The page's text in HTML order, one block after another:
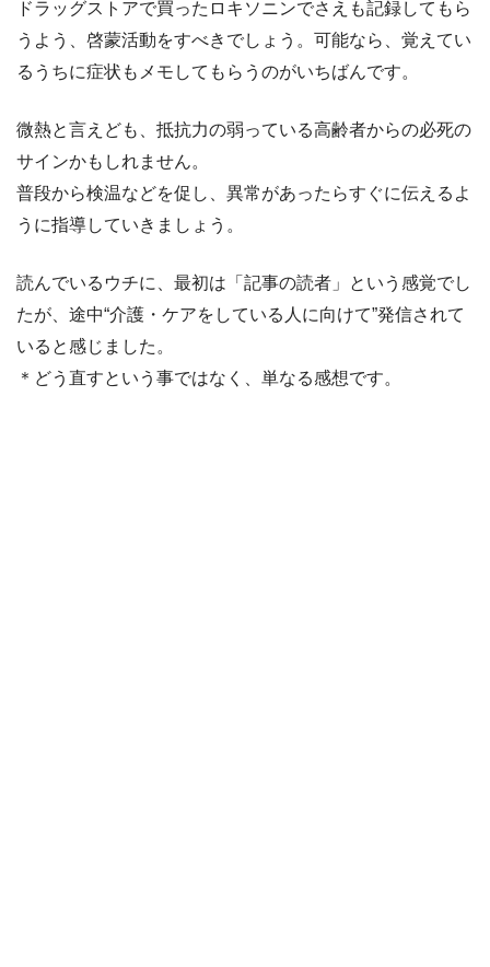
ドラッグストアで買ったロキソニンでさえも記録してもら
うよう、啓蒙活動をすべきでしょう。可能なら、覚えてい
るうちに症状もメモしてもらうのがいちばんです。
微熱と言えども、抵抗力の弱っている高齢者からの必死の
サインかもしれません。
普段から検温などを促し、異常があったらすぐに伝えるよ
うに指導していきましょう。
読んでいるウチに、最初は「記事の読者」という感覚でし
たが、途中“介護・ケアをしている人に向けて”発信されて
いると感じました。
＊どう直すという事ではなく、単なる感想です。